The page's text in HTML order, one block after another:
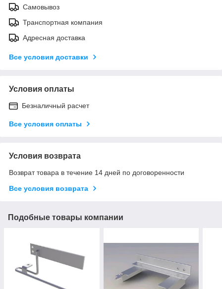
Самовывоз
Транспортная компания
Адресная доставка
Все условия доставки
Условия оплаты
Безналичный расчет
Все условия оплаты
Условия возврата
Возврат товара в течение 14 дней по договоренности
Все условия возврата
Подобные товары компании